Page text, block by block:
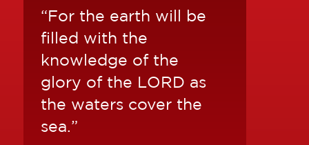
“For the earth will be
filled with the
knowledge of the
glory of the LORD as
the waters cover the
sea.”